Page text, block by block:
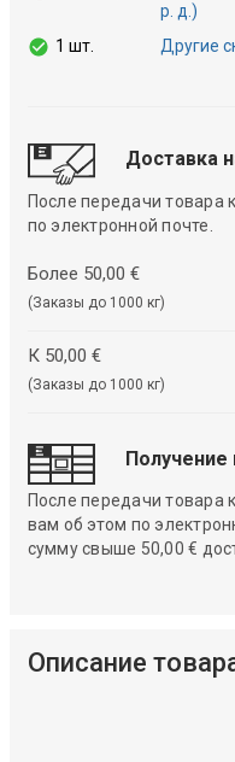
р. д.)
1 шт.
Другие
Доставка
После передачи
по электронной почте.
Более 50,00 €
(Заказы до 1000 кг)
К 50,00 €
(Заказы до 1000 кг)
Получение
После передачи товара
вам об этом по
сумму свыше 50,00 €
Описание